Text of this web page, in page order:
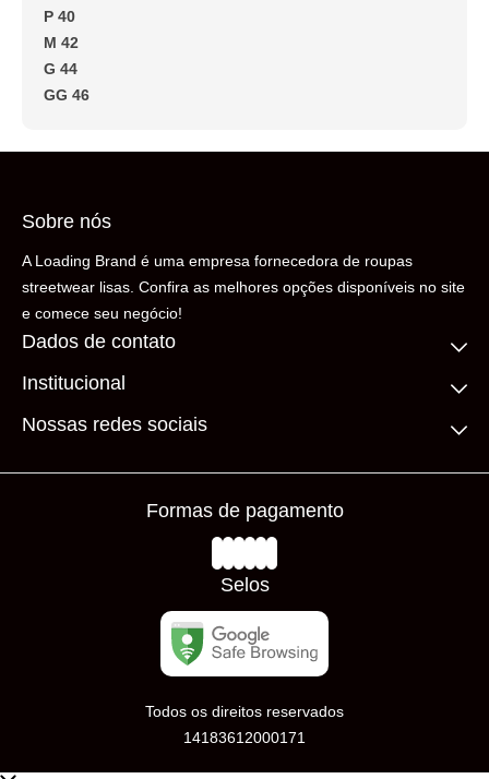
P 40
M 42
G 44
GG 46
Sobre nós
A Loading Brand é uma empresa fornecedora de roupas
streetwear lisas. Confira as melhores opções disponíveis no site
e comece seu negócio!
Dados de contato
(11) 99306-5206
Fale conosco
Institucional
Quem somos
Frete Grátis
Prazos de Entrega
Nossas redes sociais
Formas de pagamento
Selos
Todos os direitos reservados
14183612000171